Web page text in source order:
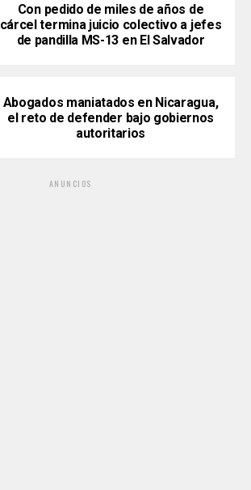
Con pedido de miles de años de
cárcel termina juicio colectivo a jefes
de pandilla MS-13 en El Salvador
Abogados maniatados en Nicaragua,
el reto de defender bajo gobiernos
autoritarios
ANUNCIOS